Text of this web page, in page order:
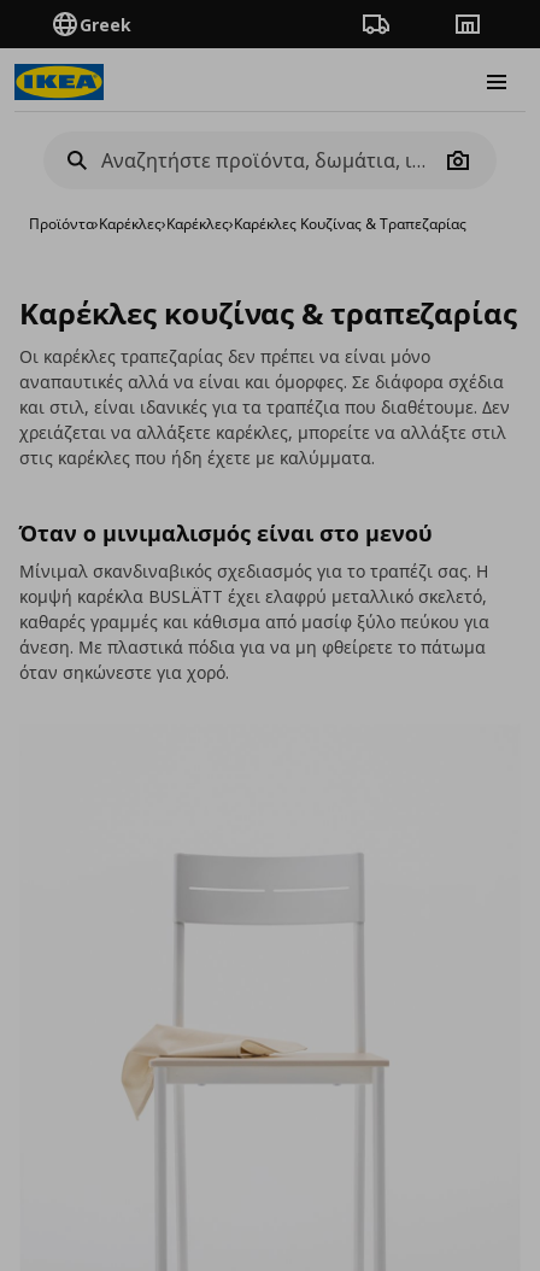
Greek Πορεία παραγγελίας
Camera
Προϊόντα›Καρέκλες›Καρέκλες›Καρέκλες Κουζίνας & Τραπεζαρίας
Καρέκλες κουζίνας & τραπεζαρίας
Οι καρέκλες τραπεζαρίας δεν πρέπει να είναι μόνο
αναπαυτικές αλλά να είναι και όμορφες. Σε διάφορα σχέδια
και στιλ, είναι ιδανικές για τα τραπέζια που διαθέτουμε. Δεν
χρειάζεται να αλλάξετε καρέκλες, μπορείτε να αλλάξτε στιλ
στις καρέκλες που ήδη έχετε με καλύμματα.
Όταν ο μινιμαλισμός είναι στο μενού
Μίνιμαλ σκανδιναβικός σχεδιασμός για το τραπέζι σας. Η
κομψή καρέκλα BUSLÄTT έχει ελαφρύ μεταλλικό σκελετό,
καθαρές γραμμές και κάθισμα από μασίφ ξύλο πεύκου για
άνεση. Με πλαστικά πόδια για να μη φθείρετε το πάτωμα
όταν σηκώνεστε για χορό.